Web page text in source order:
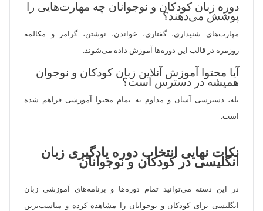
دوره زبان کودکان و نوجوانان چه مهارت‌هایی را
پوشش می‌دهند؟
مهارت‌های شنیداری، گفتاری، خواندن، نوشتن، گرامر و مکالمه
روزمره در قالب این دوره‌ها آموزش داده می‌شوند.
آیا محتوا آموزش آنلاین زبان کودکان و نوجوان
همیشه در دسترس است؟
بله، دسترسی آسان و مداوم به تمام محتوا آموزشی فراهم شده
است.
نکات نهایی انتخاب دوره یادگیری زبان
انگلیسی در کودکان و نوجوانان
در این دسته می‌توانید تمام دوره‌ها و برنامه‌های آموزشی زبان
انگلیسی برای کودکان و نوجوانان را مشاهده کرده و مناسب‌ترین